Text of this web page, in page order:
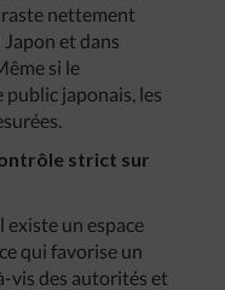
nettement
et dans
si le
public japonais, les
strict sur
existe un espace
qui favorise un
vis des autorités et